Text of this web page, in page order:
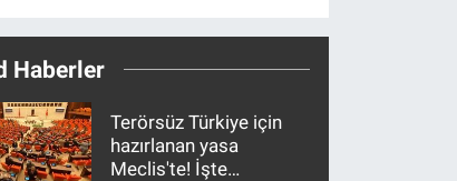
Haberler
Terörsüz Türkiye için
hazırlanan yasa
Meclis'te! İşte